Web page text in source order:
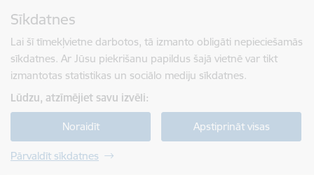
Sīkdatnes
Lai šī tīmekļvietne darbotos, tā izmanto obligāti nepieciešamās
sīkdatnes. Ar Jūsu piekrišanu papildus šajā vietnē var tikt
izmantotas statistikas un sociālo mediju sīkdatnes.
Lūdzu, atzīmējiet savu izvēli:
Noraidīt Apstiprināt visas
Pārvaldīt sīkdatnes